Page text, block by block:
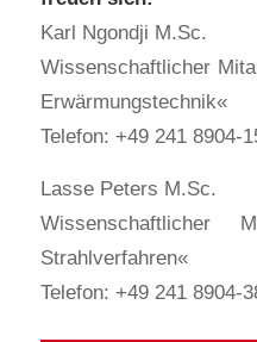
Karl Ngondji M.Sc.
Wissenschaftlicher
Erwärmungstechnik«
Telefon: +49 241 8904-
Lasse Peters M.Sc.
Wissenschaftlicher
Strahlverfahren«
Telefon: +49 241 8904-